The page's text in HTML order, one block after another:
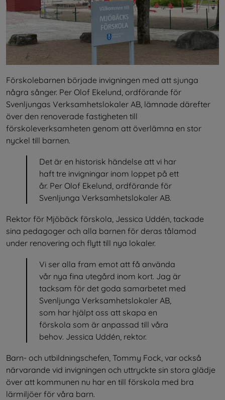
Förskolebarnen började invigningen med att sjunga
några sånger. Per Olof Ekelund, ordförande för
Svenljungas Verksamhetslokaler AB, lämnade därefter
över den renoverade fastigheten till
förskoleverksamheten genom att överlämna en stor
nyckel till barnen.
Det är en historisk händelse att vi har
haft tre invigningar inom loppet på ett
år. Per Olof Ekelund, ordförande för
Svenljunga Verksamhetslokaler AB.
Rektor för Mjöbäck förskola, Jessica Uddén, tackade
sina pedagoger och alla barnen för deras tålamod
under renovering och flytt till nya lokaler.
Vi ser alla fram emot att få använda
vår nya fina utegård inom kort. Jag är
tacksam för det goda samarbetet med
Svenljunga Verksamhetslokaler AB,
som har hjälpt oss att skapa en
förskola som är anpassad till våra
behov. Jessica Uddén, rektor.
Barn- och utbildningschefen, Tommy Fock, var också
närvarande vid invigningen och uttryckte sin stora glädje
över att kommunen nu har en till förskola med bra
lärmiljöer för våra barn.